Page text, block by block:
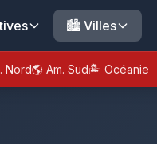
🏙️ Villes
Nord🌎 Am. Sud🏝️ Océanie